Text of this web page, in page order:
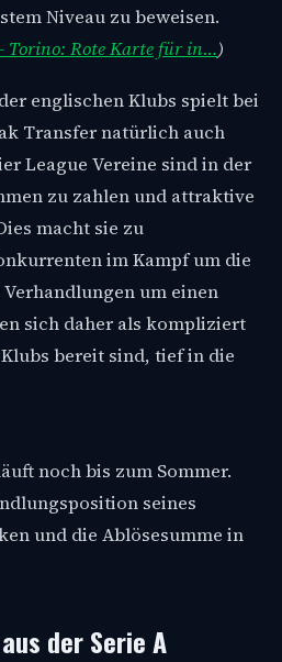
Niveau zu beweisen.
Torino: Rote Karte für in…)
englischen Klubs spielt bei
Transfer natürlich auch
League Vereine sind in der
zu zahlen und attraktive
macht sie zu
im Kampf um die
um einen
sich daher als kompliziert
bereit sind, tief in die
noch bis zum Sommer.
seines
und die Ablösesumme in
der Serie A